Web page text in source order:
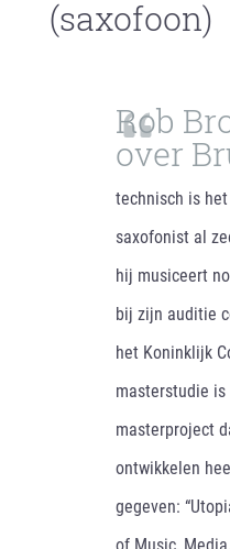
(saxofoon)
Rob
over
technisch is
saxofonist al
hij musiceert
bij zijn auditie
het Koninklijk
masterstudie
masterproject
ontwikkelen
gegeven:
of Music,